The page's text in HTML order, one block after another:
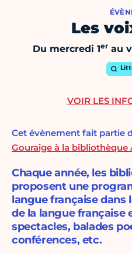
Les
Du mercredi 1er au
Cet évènement fait partie
Gouraige à la bibliothèque
Chaque année, les
proposent une
langue française dans
de la langue française
spectacles, balades
conférences, etc.
VOIR LES